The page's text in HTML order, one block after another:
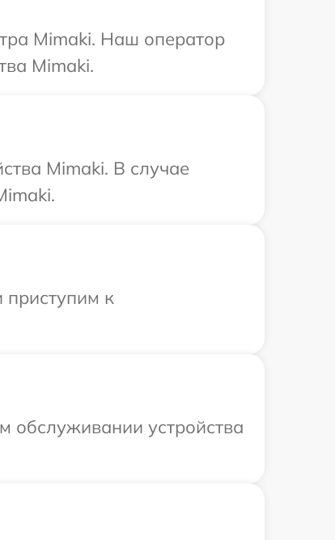
Mimaki. Наш оператор
Mimaki.
Mimaki. В случае
приступим к
обслуживании устройства